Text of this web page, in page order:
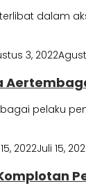
terlibat
3, 2022
pelaku
2022Juli 15,